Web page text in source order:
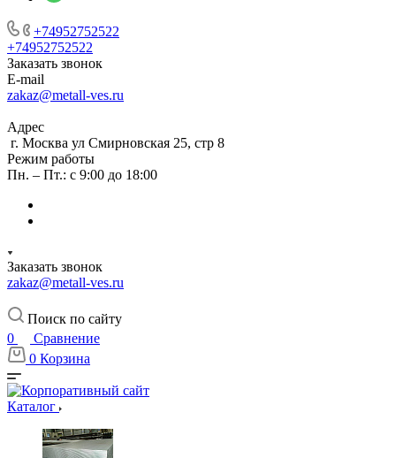
+74952752522
+74952752522
Заказать звонок
E-mail
zakaz@metall-ves.ru
Адрес
г. Москва ул Смирновская 25, стр 8
Режим работы
Пн. – Пт.: с 9:00 до 18:00
Заказать звонок
zakaz@metall-ves.ru
Поиск по сайту
0
Сравнение
0 Корзина
Каталог